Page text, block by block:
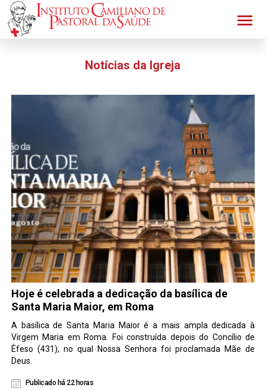
Notícias da Igreja
Hoje é celebrada a dedicação da basílica de
Santa Maria Maior, em Roma
A basílica de Santa Maria Maior é a mais ampla dedicada à
Virgem Maria em Roma. Foi construída depois do Concílio de
Éfeso (431), no qual Nossa Senhora foi proclamada Mãe de
Deus.
Publicado há 22 horas